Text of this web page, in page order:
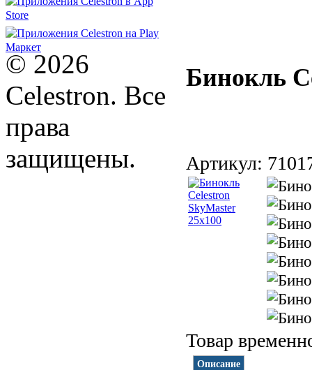
Бинокль
Артикул:
Товар
Описание
© 2026
Celestron. Все
права
защищены.